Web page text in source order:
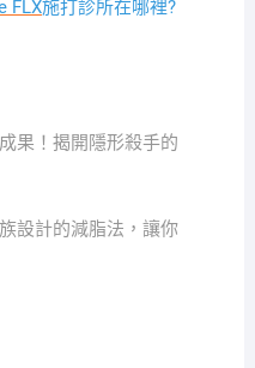
FLX施打診所在哪裡?
果！揭開隱形殺手的
設計的減脂法，讓你